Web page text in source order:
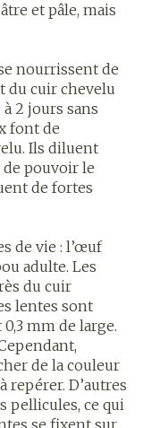
et pâle, mais
nourrissent de
du cuir chevelu
2 jours sans
font de
Ils diluent
de pouvoir le
de fortes
de vie : l’œuf
adulte. Les
du cuir
lentes sont
mm de large.
de la couleur
repérer. D’autres
pellicules, ce qui
se fixent sur